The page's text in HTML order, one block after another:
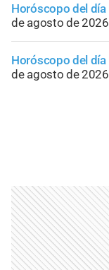
Horóscopo del día
de agosto de 2026
Horóscopo del día
de agosto de 2026